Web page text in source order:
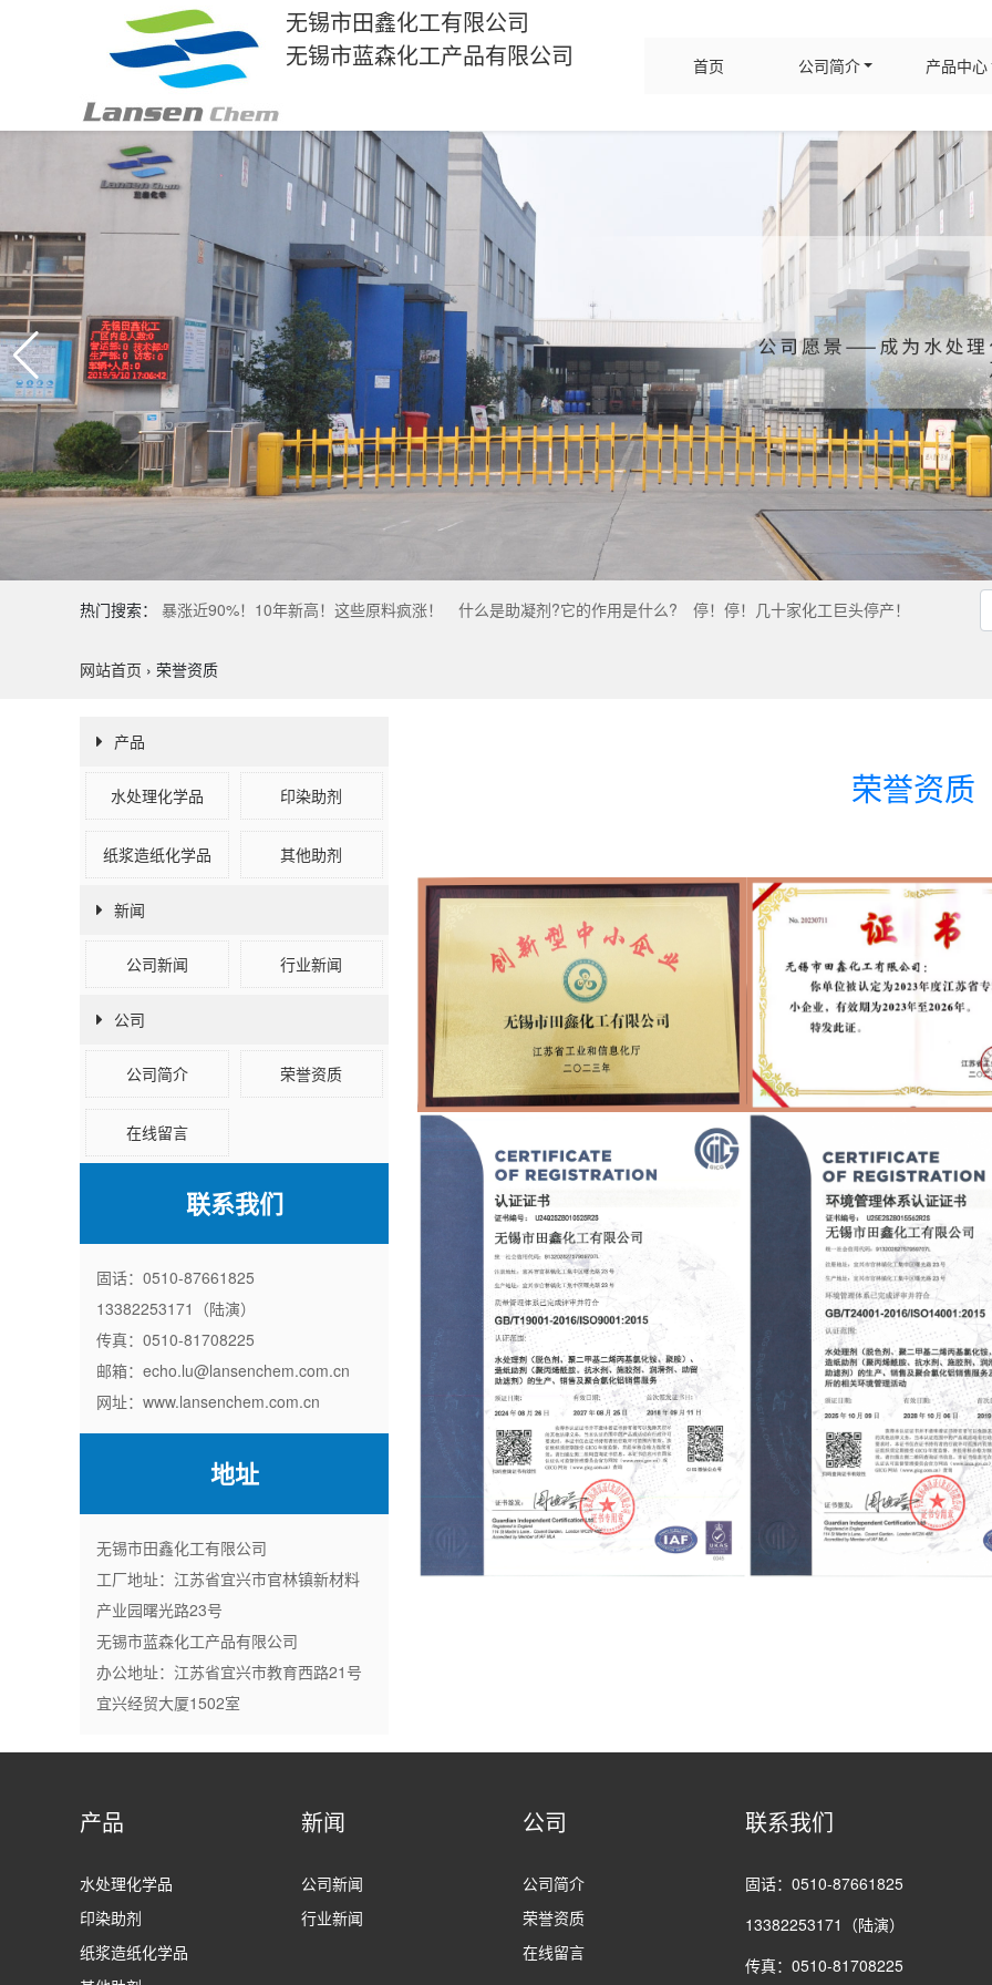
无锡市田鑫化工有限公司
无锡市蓝森化工产品有限公司
首页 公司简介 产品中心
热门搜索： 暴涨近90%！10年新高！这些原料疯涨！ 什么是助凝剂?它的作用是什么? 停！停！几十家化工巨头停产！
网站首页 › 荣誉资质
产品
水处理化学品 印染助剂
纸浆造纸化学品 其他助剂
新闻
公司新闻 行业新闻
公司
公司简介 荣誉资质
在线留言
联系我们
固话：0510-87661825
13382253171（陆演）
传真：0510-81708225
邮箱：echo.lu@lansenchem.com.cn
网址：www.lansenchem.com.cn
地址
无锡市田鑫化工有限公司
工厂地址：江苏省宜兴市官林镇新材料
产业园曙光路23号
无锡市蓝森化工产品有限公司
办公地址：江苏省宜兴市教育西路21号
宜兴经贸大厦1502室
荣誉资质
产品
水处理化学品
印染助剂
纸浆造纸化学品
新闻
公司新闻
行业新闻
公司
公司简介
荣誉资质
在线留言
联系我们
固话：0510-87661825
13382253171（陆演）
传真：0510-81708225